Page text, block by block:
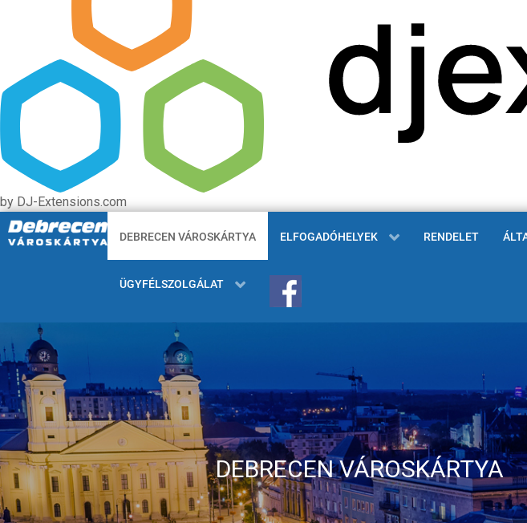
by DJ-Extensions.com
DEBRECEN VÁROSKÁRTYA ELFOGADÓHELYEK RENDELET
ÜGYFÉLSZOLGÁLAT
DEBRECEN VÁROSKÁRTYA